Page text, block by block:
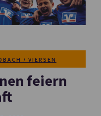
/ VIERSEN
feiern